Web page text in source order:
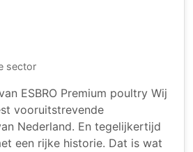
sector
ESBRO Premium poultry Wij
vooruitstrevende
Nederland. En tegelijkertijd
een rijke historie. Dat is wat